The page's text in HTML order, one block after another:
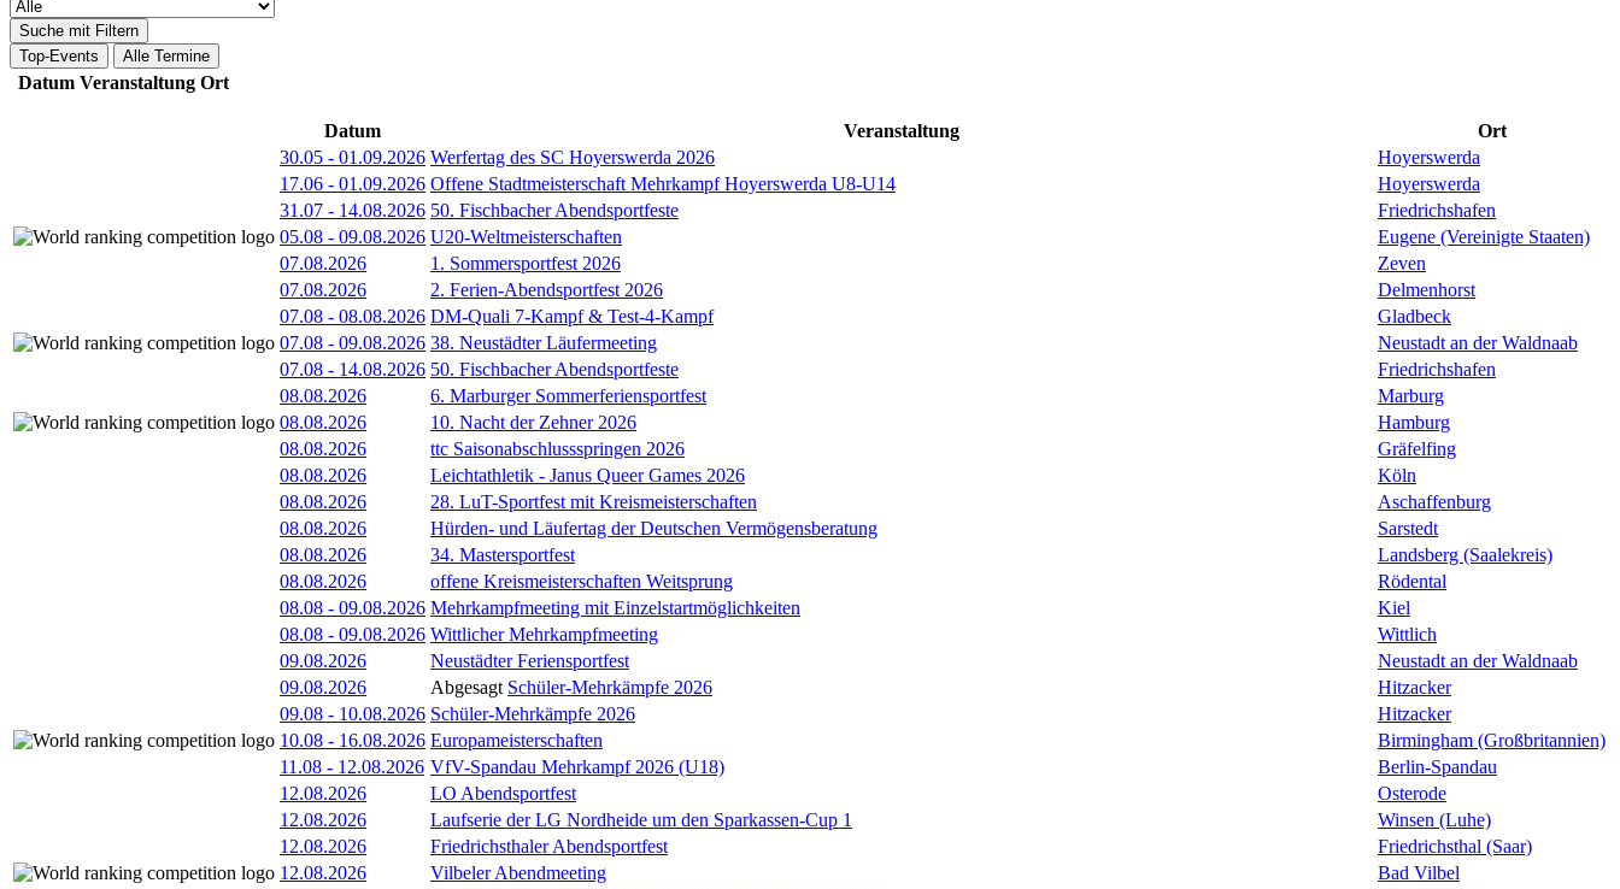
Suche mit Filtern
Top-Events
Alle Termine
Datum Veranstaltung Ort
Datum Veranstaltung
Ort
30.05 - 01.09.2026 Werfertag des SC Hoyerswerda 2026
Hoyerswerda
17.06 - 01.09.2026 Offene Stadtmeisterschaft Mehrkampf Hoyerswerda U8-U14
Hoyerswerda
31.07 - 14.08.2026 50. Fischbacher Abendsportfeste
Friedrichshafen
05.08 - 09.08.2026 U20-Weltmeisterschaften
Eugene (Vereinigte Staaten)
07.08.2026
1. Sommersportfest 2026
Zeven
07.08.2026
2. Ferien-Abendsportfest 2026
Delmenhorst
07.08 - 08.08.2026 DM-Quali 7-Kampf & Test-4-Kampf
Gladbeck
07.08 - 09.08.2026 38. Neustädter Läufermeeting
Neustadt an der Waldnaab
07.08 - 14.08.2026 50. Fischbacher Abendsportfeste
Friedrichshafen
08.08.2026
6. Marburger Sommerferiensportfest
Marburg
08.08.2026
10. Nacht der Zehner 2026
Hamburg
08.08.2026
ttc Saisonabschlussspringen 2026
Gräfelfing
08.08.2026
Leichtathletik - Janus Queer Games 2026
Köln
08.08.2026
28. LuT-Sportfest mit Kreismeisterschaften
Aschaffenburg
08.08.2026
Hürden- und Läufertag der Deutschen Vermögensberatung
Sarstedt
08.08.2026
34. Mastersportfest
Landsberg (Saalekreis)
08.08.2026
offene Kreismeisterschaften Weitsprung
Rödental
08.08 - 09.08.2026 Mehrkampfmeeting mit Einzelstartmöglichkeiten
Kiel
08.08 - 09.08.2026 Wittlicher Mehrkampfmeeting
Wittlich
09.08.2026
Neustädter Feriensportfest
Neustadt an der Waldnaab
09.08.2026
Abgesagt Schüler-Mehrkämpfe 2026
Hitzacker
09.08 - 10.08.2026 Schüler-Mehrkämpfe 2026
Hitzacker
10.08 - 16.08.2026 Europameisterschaften
Birmingham (Großbritannien)
11.08 - 12.08.2026 VfV-Spandau Mehrkampf 2026 (U18)
Berlin-Spandau
12.08.2026
LO Abendsportfest
Osterode
12.08.2026
Laufserie der LG Nordheide um den Sparkassen-Cup 1
Winsen (Luhe)
12.08.2026
Friedrichsthaler Abendsportfest
Friedrichsthal (Saar)
12.08.2026
Vilbeler Abendmeeting
Bad Vilbel